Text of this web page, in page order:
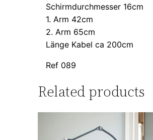
Schirmdurchmesser 16cm
1. Arm 42cm
2. Arm 65cm
Länge Kabel ca 200cm
Ref 089
Related products